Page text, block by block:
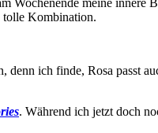
tolle Kombination.
denn ich finde, Rosa passt
. Während ich jetzt doch